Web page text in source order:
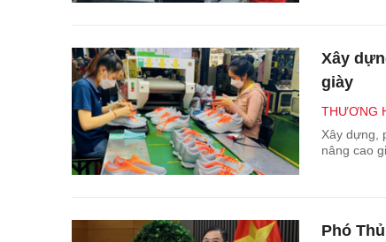
Xây
giày
THƯƠNG
Xây dựng,
nâng cao
Phó